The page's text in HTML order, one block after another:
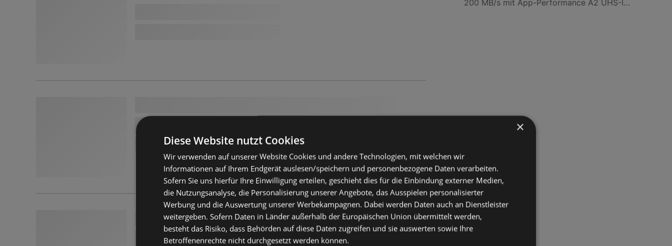
200 MB/s mit App-Performance A2 UHS-I
×
Diese Website nutzt Cookies
Wir verwenden auf unserer Website Cookies und andere Technologien, mit welchen wir
Informationen auf Ihrem Endgerät auslesen/speichern und personenbezogene Daten verarbeiten.
Sofern Sie uns hierfür Ihre Einwilligung erteilen, geschieht dies für die Einbindung externer Medien,
die Nutzungsanalyse, die Personalisierung unserer Angebote, das Ausspielen personalisierter
Werbung und die Auswertung unserer Werbekampagnen. Dabei werden Daten auch an Dienstleister
weitergeben. Sofern Daten in Länder außerhalb der Europäischen Union übermittelt werden,
besteht das Risiko, dass Behörden auf diese Daten zugreifen und sie auswerten sowie Ihre
Betroffenenrechte nicht durchgesetzt werden können.